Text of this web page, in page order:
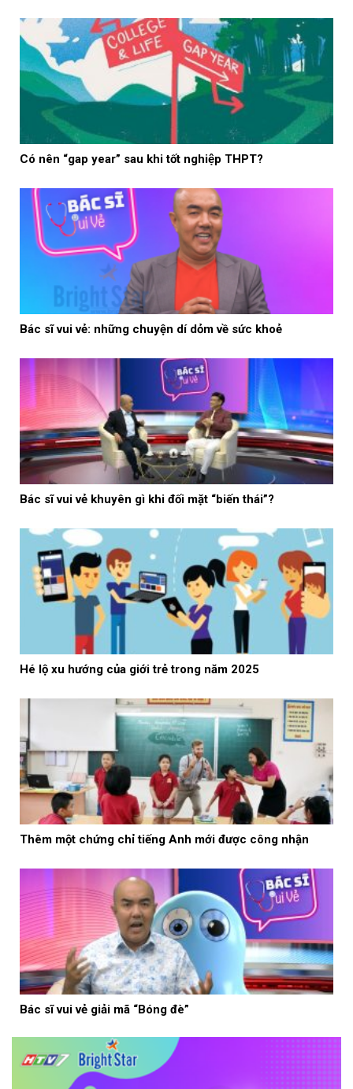
Có nên “gap year” sau khi tốt nghiệp THPT?
Bác sĩ vui vẻ: những chuyện dí dỏm về sức khoẻ
Bác sĩ vui vẻ khuyên gì khi đối mặt “biến thái”?
Hé lộ xu hướng của giới trẻ trong năm 2025
Thêm một chứng chỉ tiếng Anh mới được công nhận
Bác sĩ vui vẻ giải mã “Bóng đè”